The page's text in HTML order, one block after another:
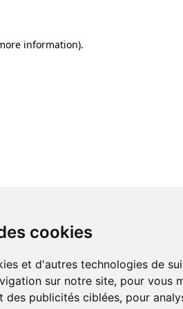
cookies
et d'autres technologies de
sur notre site, pour vous
des publicités ciblées, pour
information).